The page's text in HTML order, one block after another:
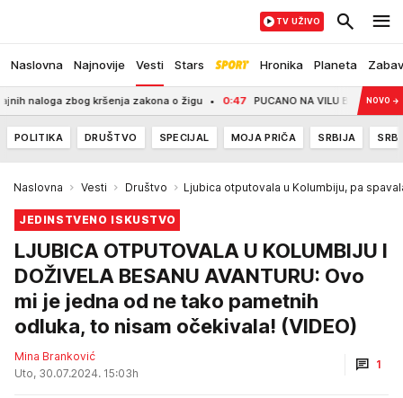
Naslovna Najnovije Vesti Stars Hronika Planeta
TV UŽIVO
zbog kršenja zakona o žigu 0:47 PUCANO NA VILU BOGATOG NOVO →
POLITIKA DRUŠTVO SPECIJAL MOJA PRIČA SRBIJA
Naslovna Vesti Društvo Ljubica otputovala u Kolumbiju, pa
JEDINSTVENO ISKUSTVO
LJUBICA OTPUTOVALA U KOLUMBIJU I
DOŽIVELA BESANU AVANTURU: Ovo
mi je jedna od ne tako pametnih
odluka, to nisam očekivala! (VIDEO)
Mina Branković
Uto, 30.07.2024. 15:03h
1